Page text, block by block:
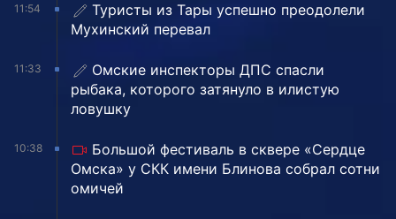
11:54
Туристы из Тары успешно преодолели
Мухинский перевал
11:33
Омские инспекторы ДПС спасли
рыбака, которого затянуло в илистую
ловушку
10:38
Большой фестиваль в сквере «Сердце
Омска» у СКК имени Блинова собрал сотни
омичей